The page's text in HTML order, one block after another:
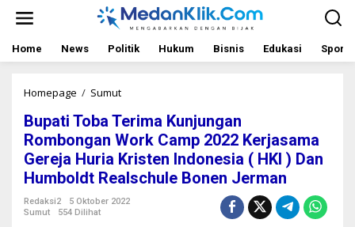
t
Home News Politik Hukum Bisnis Edukasi Sport
Homepage / Sumut
p
a
t
i
T
b
Bupati Toba Terima Kunjungan
Rombongan Work Camp 2022 Kerjasama
Gereja Huria Kristen Indonesia ( HKI ) Dan
Humboldt Realschule Bonen Jerman
Redaksi2
5 Oktober 2022
Sumut
554 Dilihat